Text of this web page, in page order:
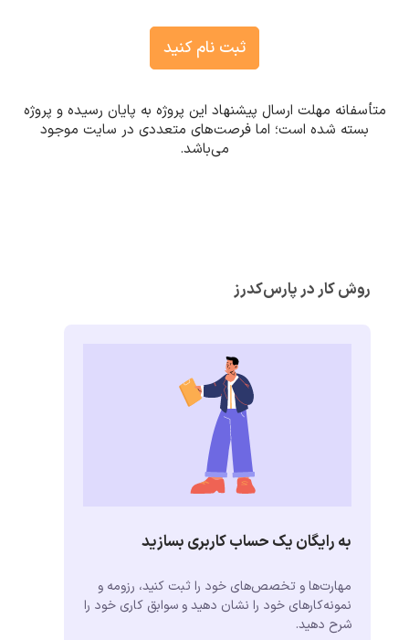
ثبت نام کنید
متأسفانه مهلت ارسال پیشنهاد این پروژه به پایان رسیده و پروژه
بسته شده است؛ اما فرصت‌های متعددی در سایت موجود
می‌باشد.
روش کار در پارس‌کدرز
به رایگان یک حساب کاربری بسازید
مهارت‌ها و تخصص‌های خود را ثبت کنید، رزومه و
نمونه‌کارهای خود را نشان دهید و سوابق کاری خود را
شرح دهید.